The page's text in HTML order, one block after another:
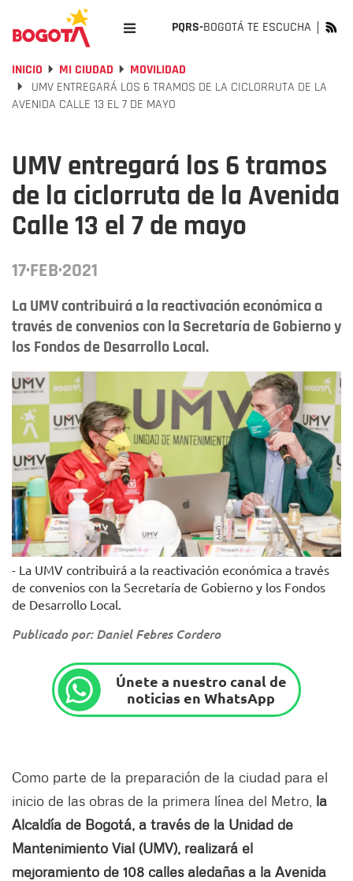
PQRS-BOGOTÁ TE ESCUCHA
INICIO MI CIUDAD
MOVILIDAD
UMV ENTREGARÁ LOS 6 TRAMOS DE LA CICLORRUTA DE LA
AVENIDA CALLE 13 EL 7 DE MAYO
UMV entregará los 6 tramos
de la ciclorruta de la Avenida
Calle 13 el 7 de mayo
17·FEB·2021
La UMV contribuirá a la reactivación económica a
través de convenios con la Secretaría de Gobierno y
los Fondos de Desarrollo Local.
- La UMV contribuirá a la reactivación económica a través
de convenios con la Secretaría de Gobierno y los Fondos
de Desarrollo Local.
Publicado por: Daniel Febres Cordero
Únete a nuestro canal de
noticias en WhatsApp
Como parte de la preparación de la ciudad para el
inicio de las obras de la primera línea del Metro, la
Alcaldía de Bogotá, a través de la Unidad de
Mantenimiento Vial (UMV), realizará el
mejoramiento de 108 calles aledañas a la Avenida